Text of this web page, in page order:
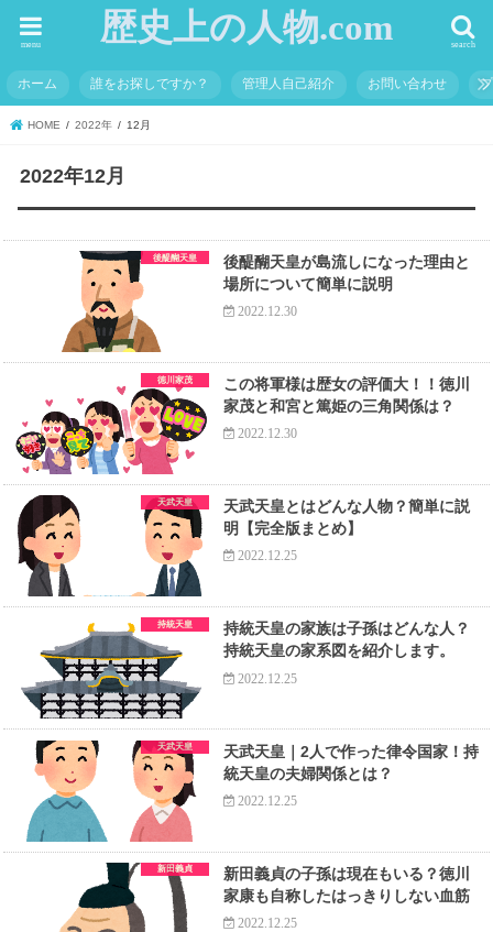
歴史上の人物.com search
menu
ホーム 誰をお探しですか？ 管理人自己紹介 お問い合わせ
HOME 2022年 12月
2022年12月
後醍醐天皇
後醍醐天皇が島流しになった理由と
場所について簡単に説明
2022.12.30
徳川家茂
この将軍様は歴女の評価大！！徳川
家茂と和宮と篤姫の三角関係は？
2022.12.30
天武天皇
天武天皇とはどんな人物？簡単に説
明【完全版まとめ】
2022.12.25
持統天皇
持統天皇の家族は子孫はどんな人？
持統天皇の家系図を紹介します。
2022.12.25
天武天皇
天武天皇｜2人で作った律令国家！持
統天皇の夫婦関係とは？
2022.12.25
新田義貞
新田義貞の子孫は現在もいる？徳川
家康も自称したはっきりしない血筋
2022.12.25